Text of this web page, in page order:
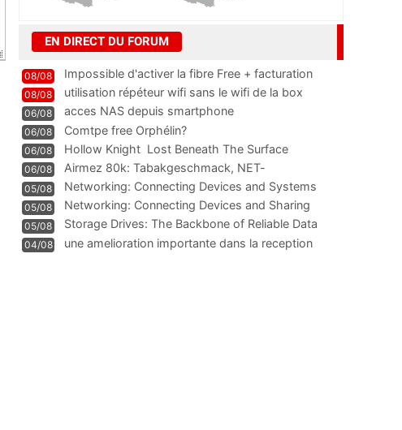
EN DIRECT DU FORUM
08/08
Impossible d'activer la fibre Free + facturation
résiliation
08/08 utilisation répéteur wifi sans le wifi de la box
06/08 acces NAS depuis smartphone
06/08 Comtpe free Orphélin?
06/08 Hollow Knight  Lost Beneath The Surface
06/08
Airmez 80k: Tabakgeschmack, NET-
Technologie und Leistung im
05/08 Networking: Connecting Devices and Systems
05/08
Networking: Connecting Devices and Sharing
Information
05/08
Storage Drives: The Backbone of Reliable Data
Management
04/08
une amelioration importante dans la reception